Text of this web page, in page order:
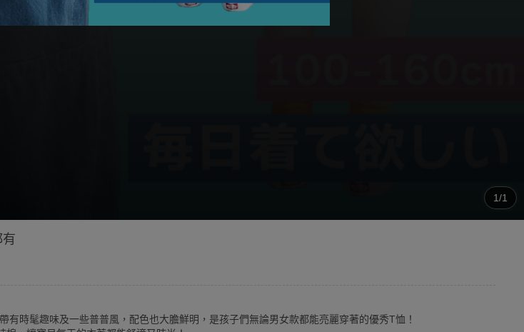
1/1
有時髦趣味及一些普普風，配色也大膽鮮明，是孩子們無論男女款都能亮麗穿著的優秀T恤！